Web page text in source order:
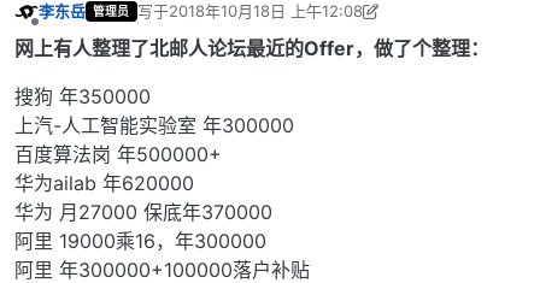
离线
李东岳 管理员 写于2018年10月18日 上午12:08
最后由 李东岳 编辑2018年10月18日 上午8:51
网上有人整理了北邮人论坛最近的Offer，做了个整理：
搜狗 年350000
上汽-人工智能实验室 年300000
百度算法岗 年500000+
华为ailab 年620000
华为 月27000 保底年370000
阿里 19000乘16，年300000
阿里 年300000+100000落户补贴